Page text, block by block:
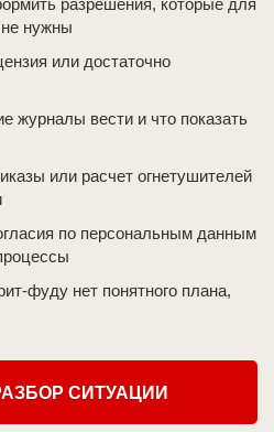
разрешения, которые для
не нужны
или достаточно
журналы вести и что показать
или расчет огнетушителей
по персональным данным
фуду нет понятного плана,
СИТУАЦИИ